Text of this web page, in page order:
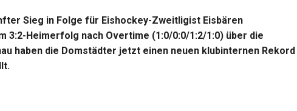
Sieg in Folge für Eishockey-Zweitligist Eisbären
3:2-Heimerfolg nach Overtime (1:0/0:0/1:2/1:0) über die
haben die Domstädter jetzt einen neuen klubinternen Rekord